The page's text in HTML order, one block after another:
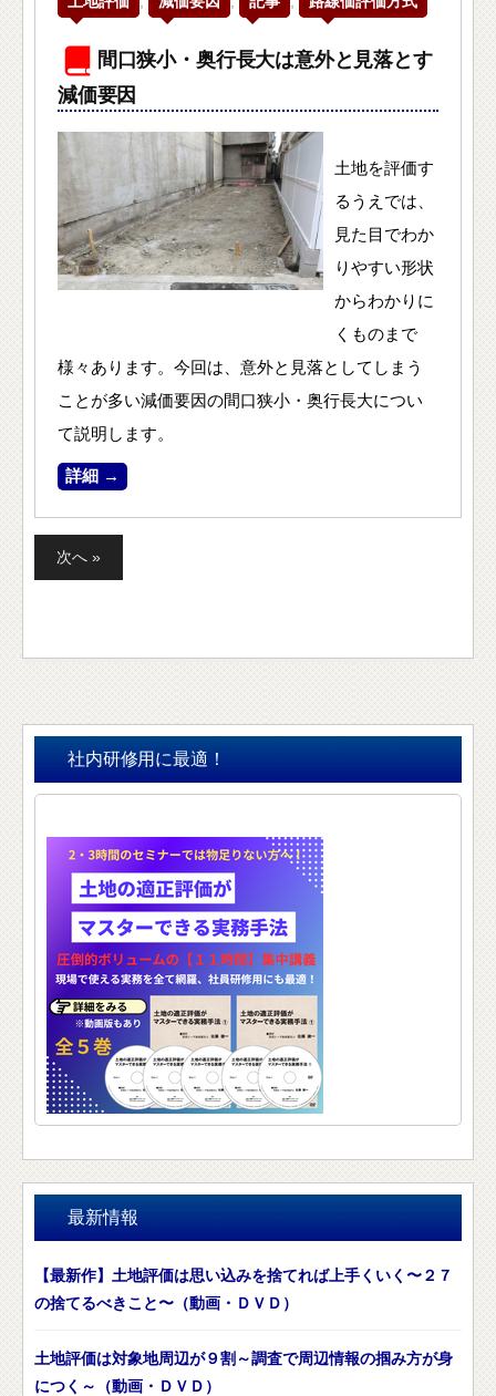
間口狭小・奥行長大は意外と見落とす
減価要因
土地を評価す
るうえでは、
見た目でわか
りやすい形状
からわかりに
くものまで
様々あります。今回は、意外と見落としてしまう
ことが多い減価要因の間口狭小・奥行長大につい
て説明します。
詳細 →
ナ
ゲ
シ
次へ »
社内研修用に最適！
最新情報
【最新作】土地評価は思い込みを捨てれば上手くいく〜２７
の捨てるべきこと〜（動画・ＤＶＤ）
土地評価は対象地周辺が９割～調査で周辺情報の掴み方が身
につく～（動画・ＤＶＤ）